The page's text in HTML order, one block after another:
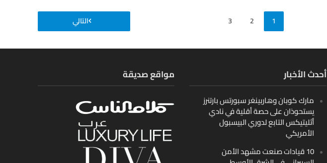
1
2
3 التالي
مواقع صديقة أحدث الأخبار
مارك كوبان وهاربينغر سبورتس بارتنرز
يستحوذان على حصة أقلية في نادي
أثليتيكس التابع لدوري البيسبول
الأمريكي
10 قيادات صنعت مشهد الأمن